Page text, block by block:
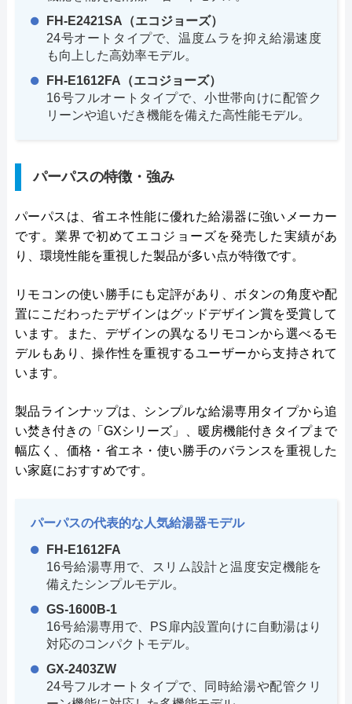
FH-E2421SA（エコジョーズ）
24号オートタイプで、温度ムラを抑え給湯速度
も向上した高効率モデル。
FH-E1612FA（エコジョーズ）
16号フルオートタイプで、小世帯向けに配管ク
リーンや追いだき機能を備えた高性能モデル。
パーパスの特徴・強み
パーパスは、省エネ性能に優れた給湯器に強いメーカー
です。業界で初めてエコジョーズを発売した実績があ
り、環境性能を重視した製品が多い点が特徴です。
リモコンの使い勝手にも定評があり、ボタンの角度や配
置にこだわったデザインはグッドデザイン賞を受賞して
います。また、デザインの異なるリモコンから選べるモ
デルもあり、操作性を重視するユーザーから支持されて
います。
製品ラインナップは、シンプルな給湯専用タイプから追
い焚き付きの「GXシリーズ」、暖房機能付きタイプまで
幅広く、価格・省エネ・使い勝手のバランスを重視した
い家庭におすすめです。
パーパスの代表的な人気給湯器モデル
FH-E1612FA
16号給湯専用で、スリム設計と温度安定機能を
備えたシンプルモデル。
GS-1600B-1
16号給湯専用で、PS扉内設置向けに自動湯はり
対応のコンパクトモデル。
GX-2403ZW
24号フルオートタイプで、同時給湯や配管クリ